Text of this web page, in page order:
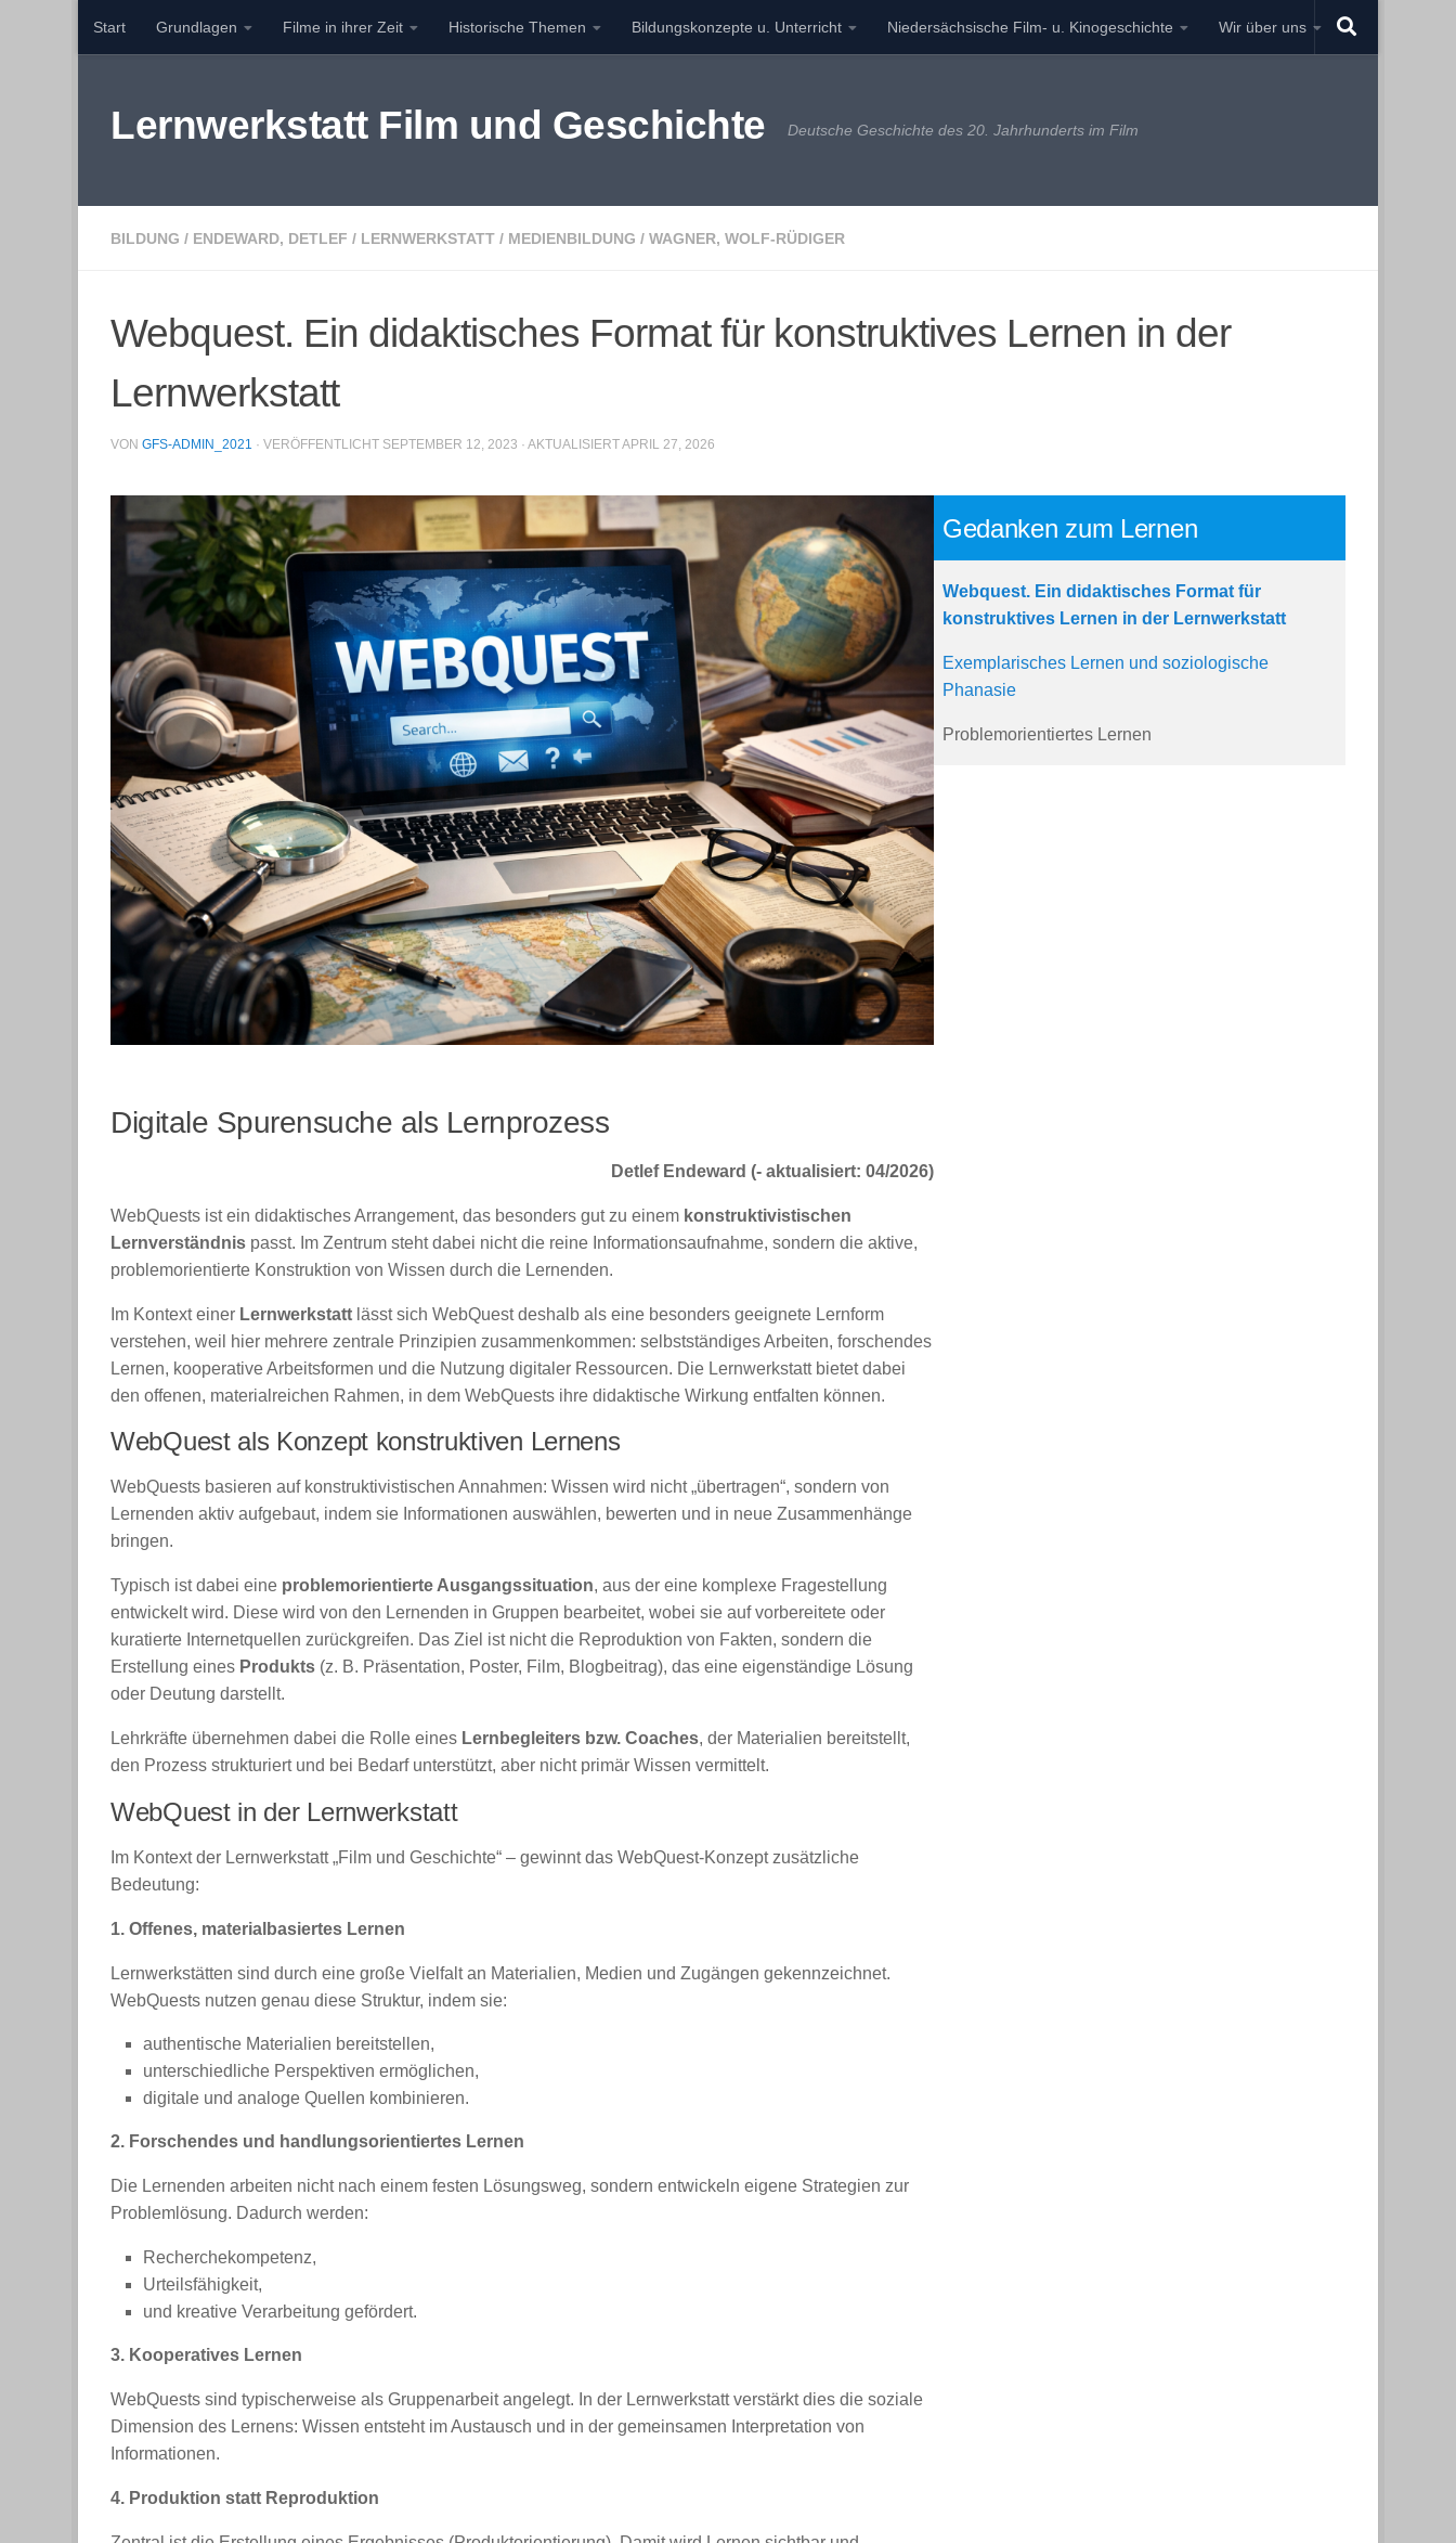
Zum Inhalt springen
Start Grundlagen Filme in ihrer Zeit Historische Themen Bildungskonzepte u. Unterricht Niedersächsische Film- u. Kinogeschichte Wir über uns
Lernwerkstatt Film und Geschichte Deutsche Geschichte des 20. Jahrhunderts im Film
BILDUNG / ENDEWARD, DETLEF / LERNWERKSTATT / MEDIENBILDUNG / WAGNER, WOLF-RÜDIGER
Webquest. Ein didaktisches Format für konstruktives Lernen in der
Lernwerkstatt
VON GFS-ADMIN_2021 · VERÖFFENTLICHT SEPTEMBER 12, 2023 · AKTUALISIERTAPRIL 27, 2026
Digitale Spurensuche als Lernprozess
Detlef Endeward (- aktualisiert: 04/2026)
WebQuests ist ein didaktisches Arrangement, das besonders gut zu einem konstruktivistischen
Lernverständnis passt. Im Zentrum steht dabei nicht die reine Informationsaufnahme, sondern die aktive,
problemorientierte Konstruktion von Wissen durch die Lernenden.
Im Kontext einer Lernwerkstatt lässt sich WebQuest deshalb als eine besonders geeignete Lernform
verstehen, weil hier mehrere zentrale Prinzipien zusammenkommen: selbstständiges Arbeiten, forschendes
Lernen, kooperative Arbeitsformen und die Nutzung digitaler Ressourcen. Die Lernwerkstatt bietet dabei
den offenen, materialreichen Rahmen, in dem WebQuests ihre didaktische Wirkung entfalten können.
WebQuest als Konzept konstruktiven Lernens
WebQuests basieren auf konstruktivistischen Annahmen: Wissen wird nicht „übertragen“, sondern von
Lernenden aktiv aufgebaut, indem sie Informationen auswählen, bewerten und in neue Zusammenhänge
bringen.
Typisch ist dabei eine problemorientierte Ausgangssituation, aus der eine komplexe Fragestellung
entwickelt wird. Diese wird von den Lernenden in Gruppen bearbeitet, wobei sie auf vorbereitete oder
kuratierte Internetquellen zurückgreifen. Das Ziel ist nicht die Reproduktion von Fakten, sondern die
Erstellung eines Produkts (z. B. Präsentation, Poster, Film, Blogbeitrag), das eine eigenständige Lösung
oder Deutung darstellt.
Lehrkräfte übernehmen dabei die Rolle eines Lernbegleiters bzw. Coaches, der Materialien bereitstellt,
den Prozess strukturiert und bei Bedarf unterstützt, aber nicht primär Wissen vermittelt.
WebQuest in der Lernwerkstatt
Im Kontext der Lernwerkstatt „Film und Geschichte“ – gewinnt das WebQuest-Konzept zusätzliche
Bedeutung:
1. Offenes, materialbasiertes Lernen
Lernwerkstätten sind durch eine große Vielfalt an Materialien, Medien und Zugängen gekennzeichnet.
WebQuests nutzen genau diese Struktur, indem sie:
authentische Materialien bereitstellen,
unterschiedliche Perspektiven ermöglichen,
digitale und analoge Quellen kombinieren.
2. Forschendes und handlungsorientiertes Lernen
Die Lernenden arbeiten nicht nach einem festen Lösungsweg, sondern entwickeln eigene Strategien zur
Problemlösung. Dadurch werden:
Recherchekompetenz,
Urteilsfähigkeit,
und kreative Verarbeitung gefördert.
3. Kooperatives Lernen
WebQuests sind typischerweise als Gruppenarbeit angelegt. In der Lernwerkstatt verstärkt dies die soziale
Dimension des Lernens: Wissen entsteht im Austausch und in der gemeinsamen Interpretation von
Informationen.
4. Produktion statt Reproduktion
Gedanken zum Lernen
Webquest. Ein didaktisches Format für
konstruktives Lernen in der Lernwerkstatt
Exemplarisches Lernen und soziologische
Phanasie
Problemorientiertes Lernen